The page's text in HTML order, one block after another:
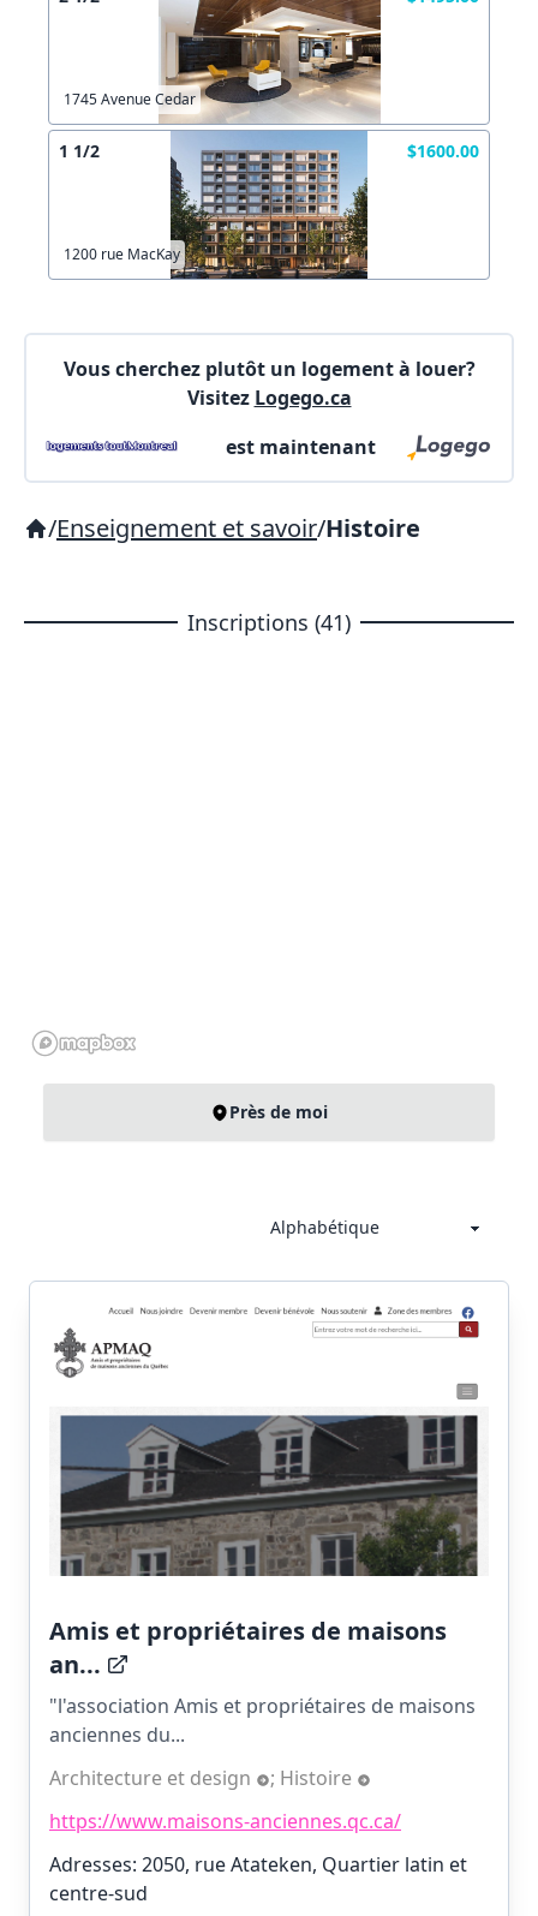
1745 Avenue Cedar
1 1/2 $1600.00
1200 rue MacKay
Vous cherchez plutôt un logement à louer?
Visitez Logego.ca
est maintenant
/Enseignement et savoir/Histoire
Inscriptions (41)
Près de moi
Amis et propriétaires de maisons
an...
"l'association Amis et propriétaires de maisons
anciennes du...
Architecture et design
; Histoire
https://www.maisons-anciennes.qc.ca/
Adresses: 2050, rue Atateken, Quartier latin et
centre-sud
Commentaires:
X Fermer Envoyez
Commentaires:
Lien vers inscription (sera inclus dans courriel)
Copier lien
X Fermer Envoyez
Créer un compte
X Fermer